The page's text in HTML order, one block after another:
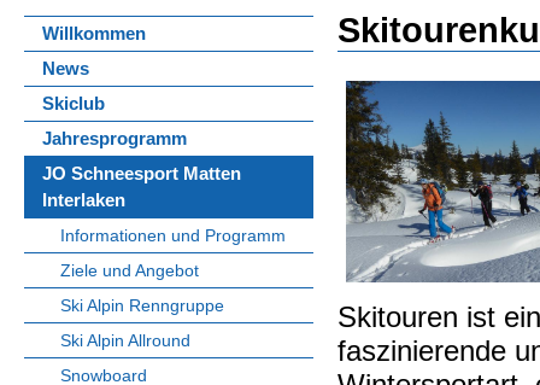
Willkommen
News
Skiclub
Jahresprogramm
JO Schneesport Matten
Interlaken
Informationen und Programm
Ziele und Angebot
Ski Alpin Renngruppe
Ski Alpin Allround
Snowboard
Skitouren ist
faszinierende